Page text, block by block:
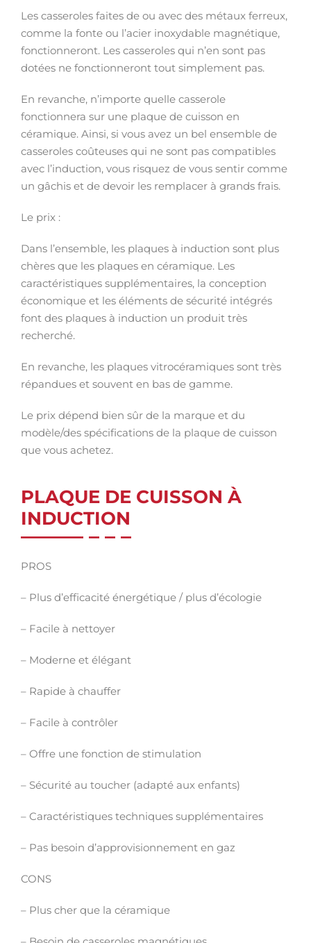
Les casseroles faites de ou avec des métaux ferreux,
comme la fonte ou l’acier inoxydable magnétique,
fonctionneront. Les casseroles qui n’en sont pas
dotées ne fonctionneront tout simplement pas.
En revanche, n’importe quelle casserole
fonctionnera sur une plaque de cuisson en
céramique. Ainsi, si vous avez un bel ensemble de
casseroles coûteuses qui ne sont pas compatibles
avec l’induction, vous risquez de vous sentir comme
un gâchis et de devoir les remplacer à grands frais.
Le prix :
Dans l’ensemble, les plaques à induction sont plus
chères que les plaques en céramique. Les
caractéristiques supplémentaires, la conception
économique et les éléments de sécurité intégrés
font des plaques à induction un produit très
recherché.
En revanche, les plaques vitrocéramiques sont très
répandues et souvent en bas de gamme.
Le prix dépend bien sûr de la marque et du
modèle/des spécifications de la plaque de cuisson
que vous achetez.
PLAQUE DE CUISSON À
INDUCTION
PROS
– Plus d’efficacité énergétique / plus d’écologie
– Facile à nettoyer
– Moderne et élégant
– Rapide à chauffer
– Facile à contrôler
– Offre une fonction de stimulation
– Sécurité au toucher (adapté aux enfants)
– Caractéristiques techniques supplémentaires
– Pas besoin d’approvisionnement en gaz
CONS
– Plus cher que la céramique